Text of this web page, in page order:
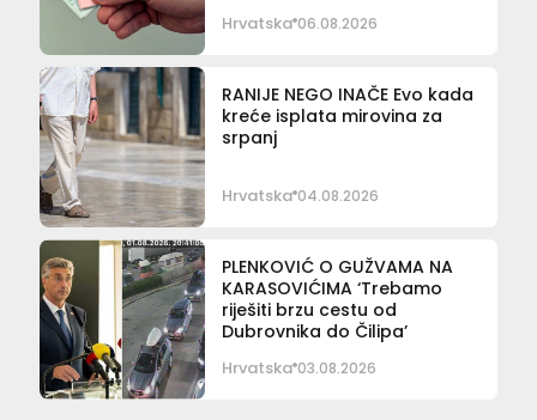
Hrvatska 06.08.2026
RANIJE NEGO INAČE Evo kada
kreće isplata mirovina za
srpanj
Hrvatska 04.08.2026
PLENKOVIĆ O GUŽVAMA NA
KARASOVIĆIMA ‘Trebamo
riješiti brzu cestu od
Dubrovnika do Čilipa’
Hrvatska 03.08.2026